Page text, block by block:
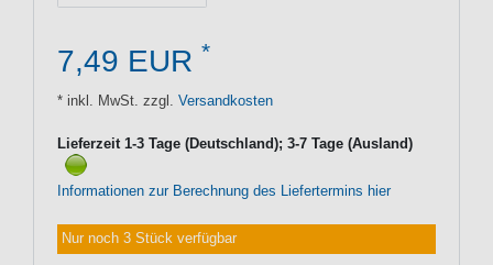
7,49 EUR *
* inkl. MwSt. zzgl. Versandkosten
Lieferzeit 1-3 Tage (Deutschland); 3-7 Tage (Ausland)
Informationen zur Berechnung des Liefertermins hier
Nur noch 3 Stück verfügbar